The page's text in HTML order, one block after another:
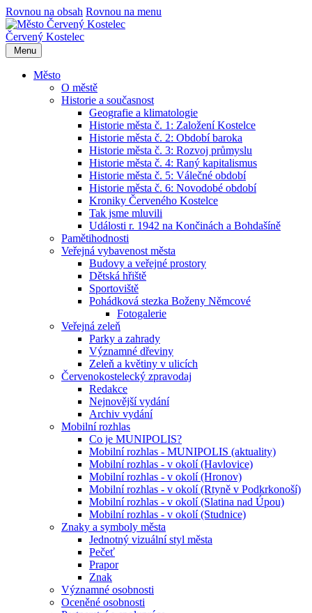
Rovnou na obsah Rovnou na menu
Červený Kostelec
Menu
Město
O městě
Historie a současnost
Geografie a klimatologie
Historie města č. 1: Založení Kostelce
Historie města č. 2: Období baroka
Historie města č. 3: Rozvoj průmyslu
Historie města č. 4: Raný kapitalismus
Historie města č. 5: Válečné období
Historie města č. 6: Novodobé období
Kroniky Červeného Kostelce
Tak jsme mluvili
Události r. 1942 na Končinách a Bohdašíně
Pamětihodnosti
Veřejná vybavenost města
Budovy a veřejné prostory
Dětská hřiště
Sportoviště
Pohádková stezka Boženy Němcové
Fotogalerie
Veřejná zeleň
Parky a zahrady
Významné dřeviny
Zeleň a květiny v ulicích
Červenokostelecký zpravodaj
Redakce
Nejnovější vydání
Archiv vydání
Mobilní rozhlas
Co je MUNIPOLIS?
Mobilní rozhlas - MUNIPOLIS (aktuality)
Mobilní rozhlas - v okolí (Havlovice)
Mobilní rozhlas - v okolí (Hronov)
Mobilní rozhlas - v okolí (Rtyně v Podkrkonoší)
Mobilní rozhlas - v okolí (Slatina nad Úpou)
Mobilní rozhlas - v okolí (Studnice)
Znaky a symboly města
Jednotný vizuální styl města
Pečeť
Prapor
Znak
Významné osobnosti
Oceněné osobnosti